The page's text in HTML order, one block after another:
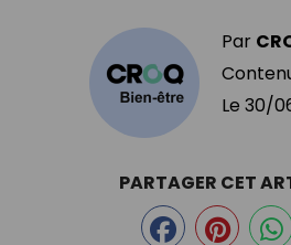
Par
Le 30/
PARTAGER CET